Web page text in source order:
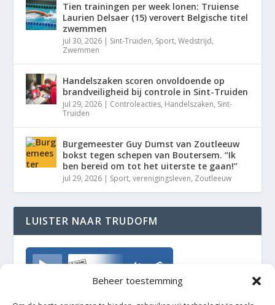
Beheer toestemming
Tien trainingen per week lonen: Truiense
Laurien Delsaer (15) verovert Belgische titel
zwemmen
jul 30, 2026 | Sint-Truiden, Sport,Wedstrijd,
Zwemmen
Handelszaken scoren onvoldoende op
brandveiligheid bij controle in Sint-Truiden
jul 29, 2026 | Controleacties, Handelszaken, Sint-
Truiden
Burgemeester Guy Dumst van Zoutleeuw
bokst tegen schepen van Boutersem. “Ik
ben bereid om tot het uiterste te gaan!”
jul 29, 2026 | Sport,verenigingsleven, Zoutleeuw
LUISTER NAAR TRUDOFM
TrudoFM